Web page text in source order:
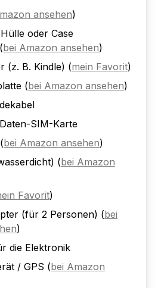
ansehen)
oder Case
(bei Amazon ansehen)
(z. B. Kindle) (mein Favorit)
(bei Amazon ansehen)
SIM-Karte
(bei Amazon ansehen)
(bei Amazon
Favorit)
(für 2 Personen) (bei
)
die Elektronik
/ GPS (bei Amazon